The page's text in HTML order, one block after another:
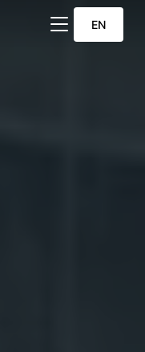
サイドバーとナビ
EN